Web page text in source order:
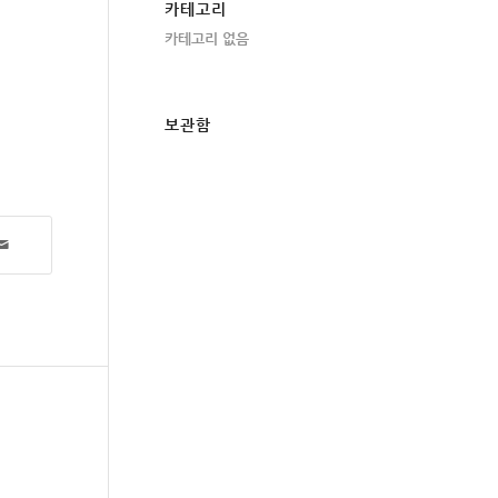
카테고리
카테고리 없음
보관함